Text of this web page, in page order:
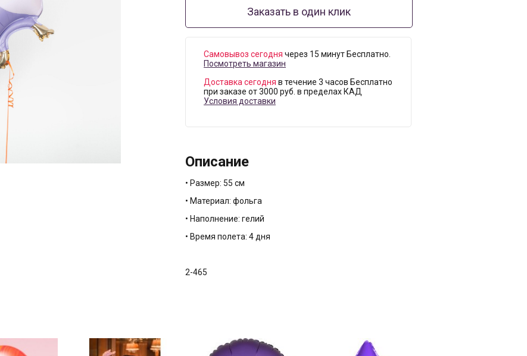
Заказать в один клик
Самовывоз сегодня через 15 минут Бесплатно.
Посмотреть магазин
Доставка сегодня в течение 3 часов Бесплатно
при заказе от 3000 руб. в пределах КАД
Условия доставки
Описание
• Размер: 55 см
• Материал: фольга
• Наполнение: гелий
• Время полета: 4 дня
2-465